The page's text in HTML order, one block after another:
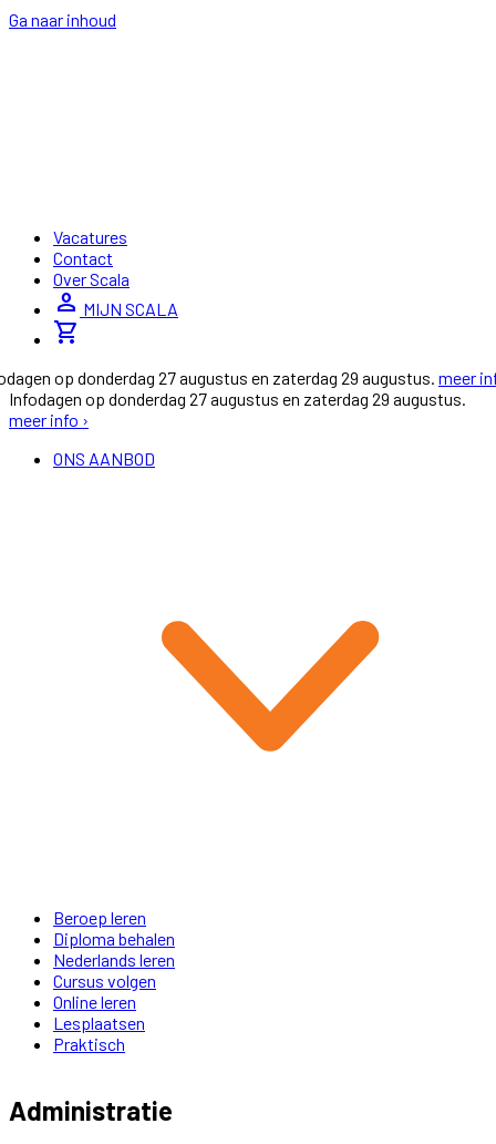
Ga naar inhoud
Vacatures
Contact
Over Scala
person MIJN SCALA
shopping_cart
op donderdag 27 augustus en zaterdag 29 augustus. meer
Infodagen op donderdag 27 augustus en zaterdag 29 augustus.
meer info ›
ONS AANBOD
Beroep leren
Diploma behalen
Nederlands leren
Cursus volgen
Online leren
Lesplaatsen
Praktisch
Administratie